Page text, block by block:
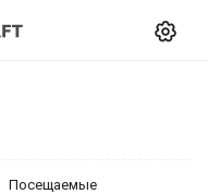
Посещаемые